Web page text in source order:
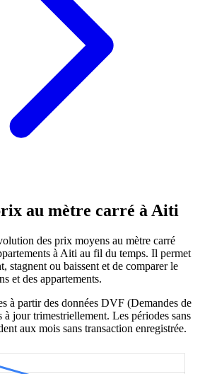
au mètre carré à Aiti
des prix moyens au mètre carré
à Aiti au fil du temps. Il permet
stagnent ou baissent et de comparer le
et des appartements.
à partir des données DVF (Demandes de
à jour trimestriellement. Les périodes sans
aux mois sans transaction enregistrée.